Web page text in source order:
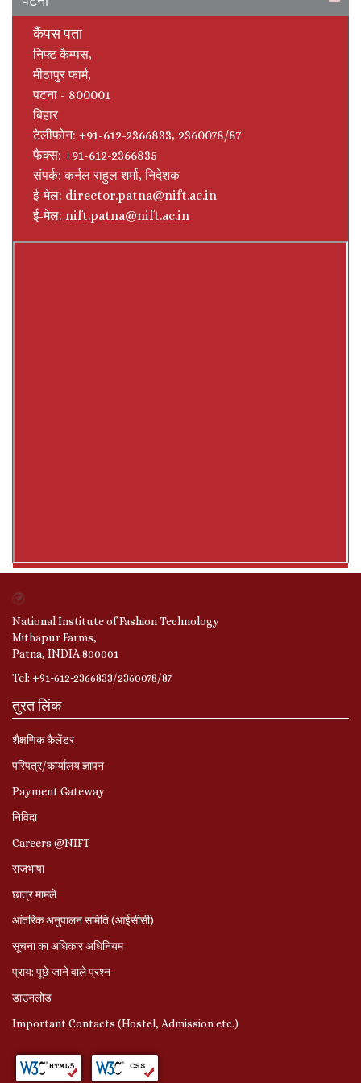
कैंपस पता
निफ्ट कैम्‍पस,
मीठापुर फार्म,
पटना - 800001
बिहार
टेलीफोन: +91-612-2366833, 2360078/87
फैक्स: +91-612-2366835
संपर्क: कर्नल राहुल शर्मा, निदेशक
ई-मेल: director.patna@nift.ac.in
ई-मेल: nift.patna@nift.ac.in
National Institute of Fashion Technology
Mithapur Farms,
Patna, INDIA 800001
Tel: +91-612-2366833/2360078/87
तुरत लिंक
शैक्षणिक कैलेंडर
परिपत्र/कार्यालय ज्ञापन
Payment Gateway
निविदा
Careers @NIFT
राजभाषा
छात्र मामले
आंतरिक अनुपालन समिति (आईसीसी)
सूचना का अधिकार अधिनियम
प्राय: पूछे जाने वाले प्रश्‍न
डाउनलोड
Important Contacts (Hostel, Admission etc.)